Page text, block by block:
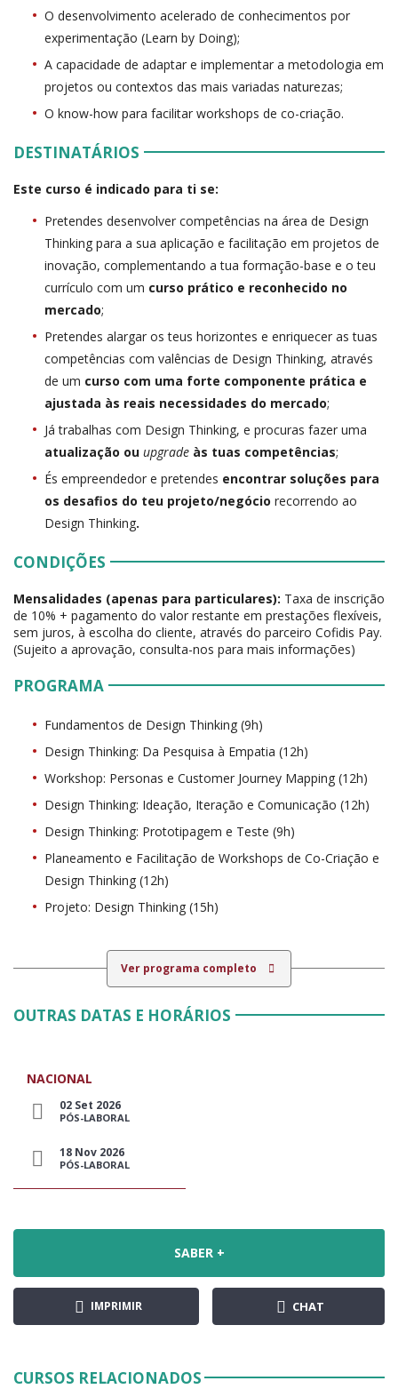
O desenvolvimento acelerado de conhecimentos por
experimentação (Learn by Doing);
A capacidade de adaptar e implementar a metodologia em
projetos ou contextos das mais variadas naturezas;
O know-how para facilitar workshops de co-criação.
DESTINATÁRIOS
Este curso é indicado para ti se:
Pretendes desenvolver competências na área de Design
Thinking para a sua aplicação e facilitação em projetos de
inovação, complementando a tua formação-base e o teu
currículo com um curso prático e reconhecido no
mercado;
Pretendes alargar os teus horizontes e enriquecer as tuas
competências com valências de Design Thinking, através
de um curso com uma forte componente prática e
ajustada às reais necessidades do mercado;
Já trabalhas com Design Thinking, e procuras fazer uma
atualização ou upgrade às tuas competências;
És empreendedor e pretendes encontrar soluções para
os desafios do teu projeto/negócio recorrendo ao
Design Thinking.
CONDIÇÕES
Mensalidades (apenas para particulares): Taxa de inscrição
de 10% + pagamento do valor restante em prestações flexíveis,
sem juros, à escolha do cliente, através do parceiro Cofidis Pay.
(Sujeito a aprovação, consulta-nos para mais informações)
PROGRAMA
Fundamentos de Design Thinking (9h)
Design Thinking: Da Pesquisa à Empatia (12h)
Workshop: Personas e Customer Journey Mapping (12h)
Design Thinking: Ideação, Iteração e Comunicação (12h)
Design Thinking: Prototipagem e Teste (9h)
Planeamento e Facilitação de Workshops de Co-Criação e
Design Thinking (12h)
Projeto: Design Thinking (15h)
Ver programa completo
OUTRAS DATAS E HORÁRIOS
NACIONAL
02 Set 2026
PÓS-LABORAL
18 Nov 2026
PÓS-LABORAL
SABER +
IMPRIMIR CHAT
CURSOS RELACIONADOS